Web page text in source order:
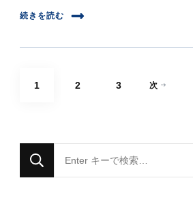
続きを読む
投
ペ
ー
固
ペ
1 固
2 固
3 次
に